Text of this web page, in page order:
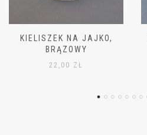
TALERZ DESER Ø15CM.
BRĄZOWY
55,00 ZŁ